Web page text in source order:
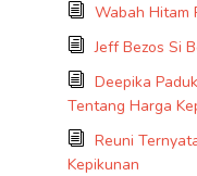
Wabah Hitam
Jeff Bezos Si
Deepika
Tentang Harga
Reuni
Kepikunan